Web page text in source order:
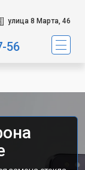
улица 8 Марта, 46
56